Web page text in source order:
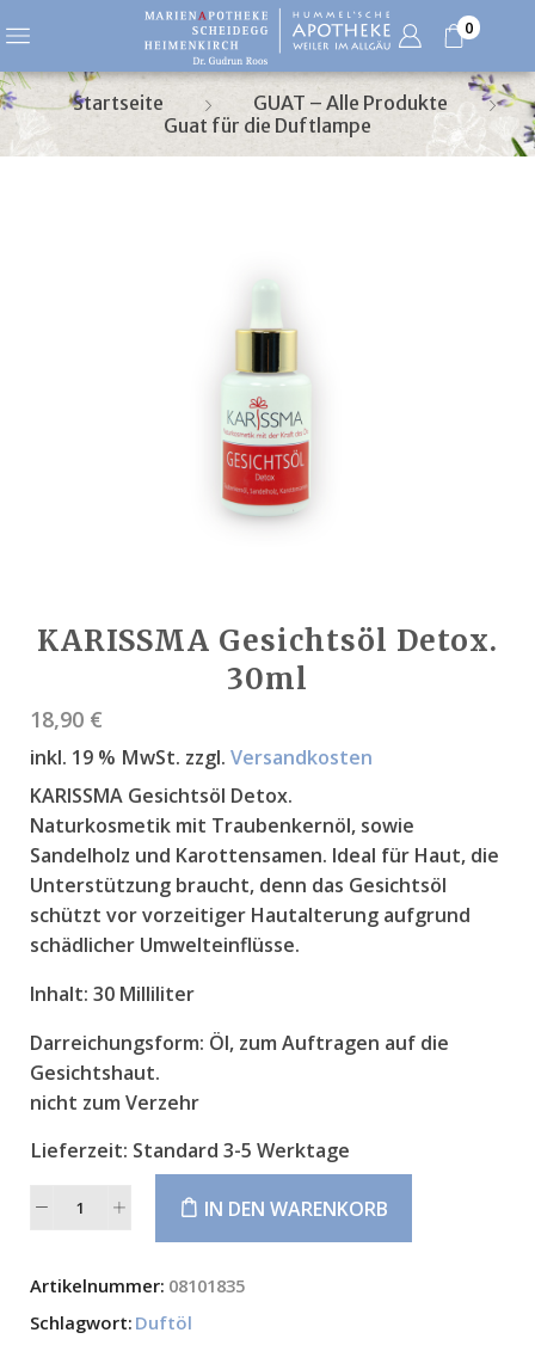
0
Startseite
GUAT – Alle Produkte
Guat für die Duftlampe
KARISSMA Gesichtsöl Detox.
30ml
18,90 €
inkl. 19 % MwSt. zzgl. Versandkosten
KARISSMA Gesichtsöl Detox.
Naturkosmetik mit Traubenkernöl, sowie
Sandelholz und Karottensamen. Ideal für Haut, die
Unterstützung braucht, denn das Gesichtsöl
schützt vor vorzeitiger Hautalterung aufgrund
schädlicher Umwelteinflüsse.
Inhalt: 30 Milliliter
Darreichungsform: Öl, zum Auftragen auf die
Gesichtshaut.
nicht zum Verzehr
Lieferzeit: Standard 3-5 Werktage
IN DEN WARENKORB
Alternative:
Artikelnummer: 08101835
Schlagwort: Duftöl